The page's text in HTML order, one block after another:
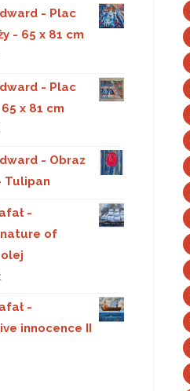
- Plac
- 65 x 81 cm
- Plac
x 81 cm
- Obraz
Tulipan
-
of
-
innocence II